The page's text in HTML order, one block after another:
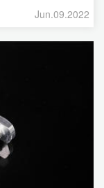
Jun.09.2022